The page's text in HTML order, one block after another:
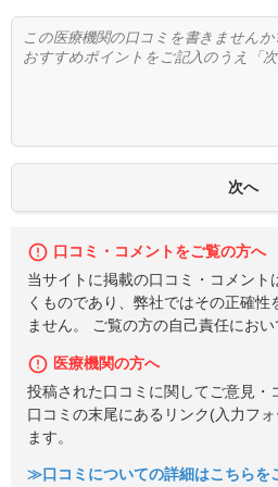
口コミ・コメントをご覧の方へ
当サイトに掲載の口コミ・コメント
くものであり、弊社ではその正確
ません。 ご覧の方の自己責任におい
医療機関の方へ
投稿された口コミに関してご意見・
口コミの末尾にあるリンク(入力フ
ます。
≫口コミについての詳細はこちらを